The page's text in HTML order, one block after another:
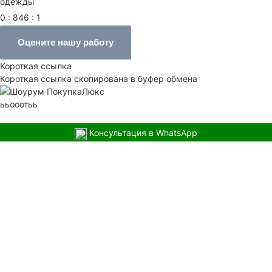
0 : 846 : 1
Оцените нашу работу
Короткая ссылка
Короткая ссылка скопирована в буфер обмена
ььооотьь
Консультация в WhatsApp